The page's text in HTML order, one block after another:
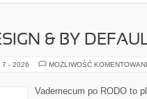
& BY
7 - 2026 MOŻLIWOŚĆ
Vademecum po RODO to